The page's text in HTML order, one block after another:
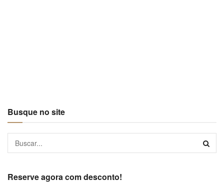
Busque no site
Reserve agora com desconto!